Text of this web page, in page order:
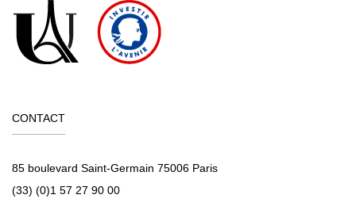
CONTACT
85 boulevard Saint-Germain 75006 Paris
(33) (0)1 57 27 90 00